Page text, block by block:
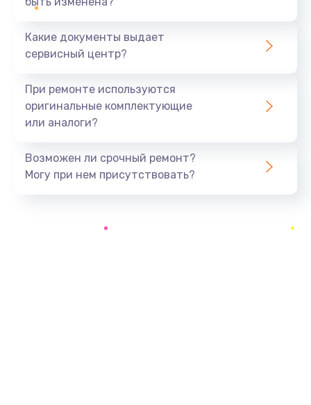
Ремонт южного моста
Замена батарейки BIOS
Заказать
Какие документы выдает
сервисный центр?
При ремонте используются
оригинальные комплектующие
или аналоги?
Возможен ли срочный ремонт?
Могу при нем присутствовать?